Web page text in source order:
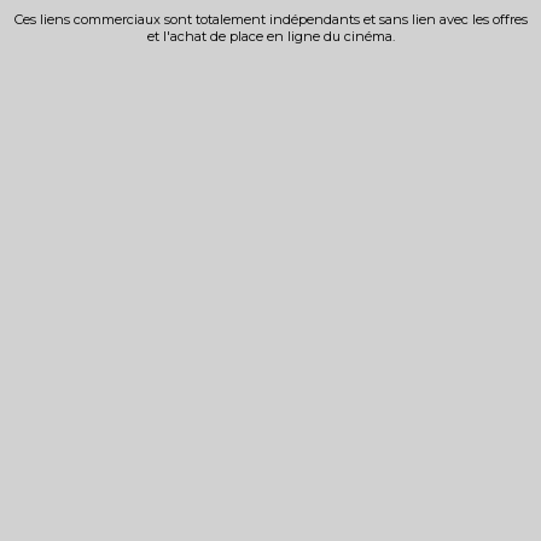
Ces liens commerciaux sont totalement indépendants et sans lien avec les offres
et l'achat de place en ligne du cinéma.